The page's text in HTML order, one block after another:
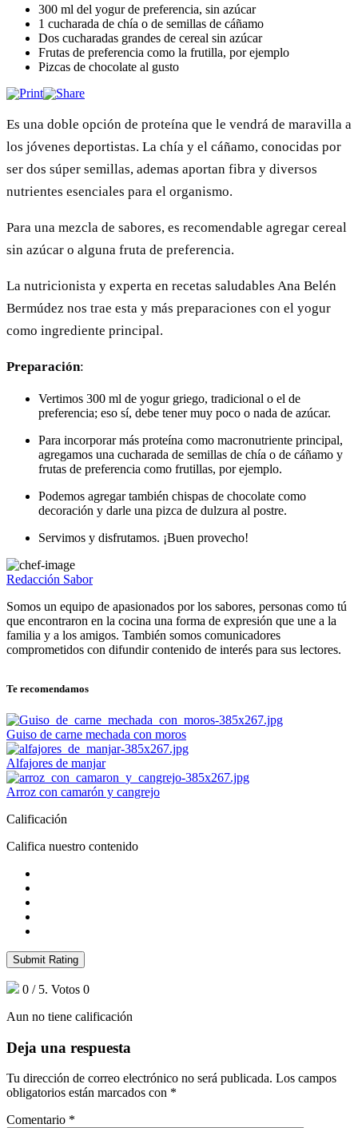
300 ml del yogur de preferencia, sin azúcar
1 cucharada de chía o de semillas de cáñamo
Dos cucharadas grandes de cereal sin azúcar
Frutas de preferencia como la frutilla, por ejemplo
Pizcas de chocolate al gusto
Es una doble opción de proteína que le vendrá de maravilla a
los jóvenes deportistas. La chía y el cáñamo, conocidas por
ser dos súper semillas, ademas aportan fibra y diversos
nutrientes esenciales para el organismo.
Para una mezcla de sabores, es recomendable agregar cereal
sin azúcar o alguna fruta de preferencia.
La nutricionista y experta en recetas saludables Ana Belén
Bermúdez nos trae esta y más preparaciones con el yogur
como ingrediente principal.
Preparación:
Vertimos 300 ml de yogur griego, tradicional o el de
preferencia; eso sí, debe tener muy poco o nada de azúcar.
Para incorporar más proteína como macronutriente principal,
agregamos una cucharada de semillas de chía o de cáñamo y
frutas de preferencia como frutillas, por ejemplo.
Podemos agregar también chispas de chocolate como
decoración y darle una pizca de dulzura al postre.
Servimos y disfrutamos. ¡Buen provecho!
Redacción Sabor
Somos un equipo de apasionados por los sabores, personas como tú
que encontraron en la cocina una forma de expresión que une a la
familia y a los amigos. También somos comunicadores
comprometidos con difundir contenido de interés para sus lectores.
Te recomendamos
Guiso de carne mechada con moros
Alfajores de manjar
Arroz con camarón y cangrejo
Calificación
Califica nuestro contenido
Submit Rating
0 / 5. Votos 0
Aun no tiene calificación
Deja una respuesta
Tu dirección de correo electrónico no será publicada. Los campos
obligatorios están marcados con *
Comentario *